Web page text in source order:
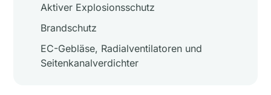
Aktiver Explosionsschutz
Brandschutz
EC-Gebläse, Radialventilatoren und
Seitenkanalverdichter